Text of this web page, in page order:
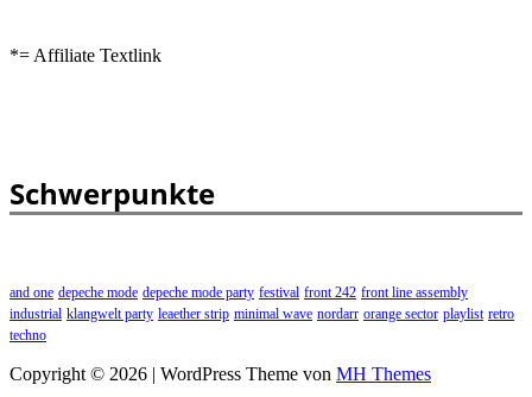
*= Affiliate Textlink
Schwerpunkte
and one depeche mode depeche mode party festival front 242 front line assembly
industrial klangwelt party leaether strip minimal wave nordarr orange sector playlist retro
techno
Copyright © 2026 | WordPress Theme von MH Themes